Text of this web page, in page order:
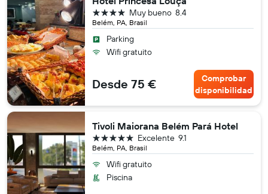
Belém, PA, Brasil
8.4
Muy bueno
4 estrellas
Parking
Wifi gratuito
Desde 75 €
Comprobar
disponibilidad
Tivoli Maiorana Belém Pará Hotel
Belém, PA, Brasil
9.1
Excelente
5 estrellas
Wifi gratuito
Piscina